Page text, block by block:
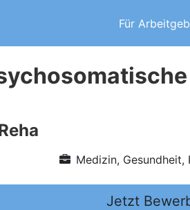
Für
Medizin, Gesundheit,
Jetzt